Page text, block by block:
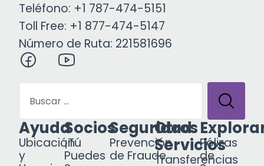
Teléfono: +1 787-474-5151
Toll Free: +1 877-474-5147
Número de Ruta: 221581696
Ayuda
Ubicación
y
Socios
¡Tú
Puedes
Seguridad
Prevención
de Fraude
Otros
Servicios
Transferencias
Pólizas
de